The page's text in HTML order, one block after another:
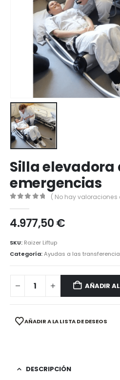
Silla elevadora
emergencias
( No hay valoraciones
4.977,50€
SKU: Raizer Liftup
Categoría:Ayudas a las
AÑADIR
AÑADIR A LA LISTA DE DESEOS
DESCRIPCIÓN